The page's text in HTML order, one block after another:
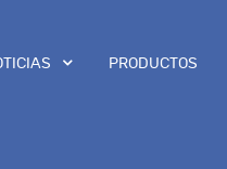
PRODUCTOS